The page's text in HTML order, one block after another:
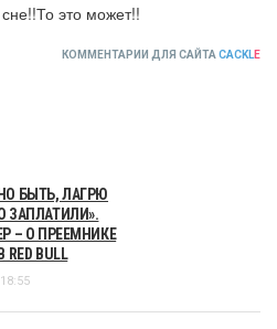
это может!!
КОММЕНТАРИИ ДЛЯ САЙТА CACKLE
БЫТЬ, ЛАГРЮ
ЗАПЛАТИЛИ».
– О ПРЕЕМНИКЕ
BULL